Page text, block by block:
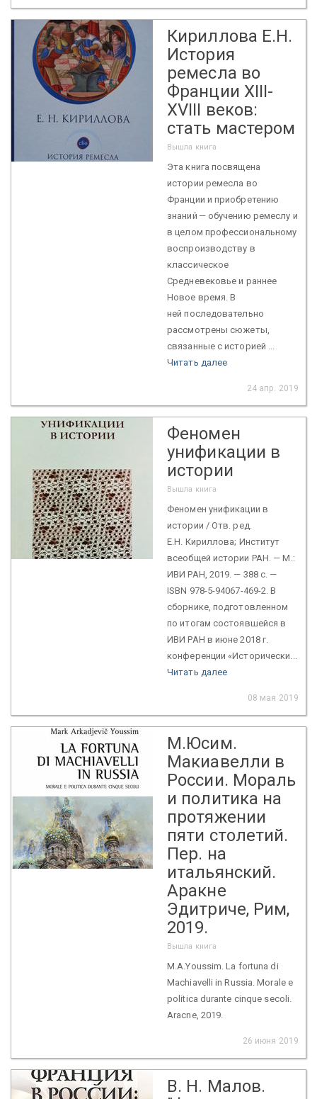
Кириллова Е.Н.
История
ремесла во
Франции XIII-
XVIII веков:
стать мастером
Вышла книга
Эта книга посвящена
истории ремесла во
Франции и приобретению
знаний — обучению ремеслу и
в целом профессиональному
воспроизводству в
классическое
Средневековье и раннее
Новое время. В
ней последовательно
рассмотрены сюжеты,
связанные с историей ...
Читать далее
24 апр. 2019
Феномен
унификации в
истории
Вышла книга
Феномен унификации в
истории / Отв. ред.
Е.Н. Кириллова; Институт
всеобщей истории РАН. — М.:
ИВИ РАН, 2019. — 388 с. —
ISBN 978-5-94067-469-2. В
сборнике, подготовленном
по итогам состоявшейся в
ИВИ РАН в июне 2018 г.
конференции «Исторически...
Читать далее
08 мая 2019
М.Юсим.
Макиавелли в
России. Мораль
и политика на
протяжении
пяти столетий.
Пер. на
итальянский.
Аракне
Эдитриче, Рим,
2019.
Вышла книга
M.A.Youssim. La fortuna di
Machiavelli in Russia. Morale e
politica durante cinque secoli.
Aracne, 2019.
26 июня 2019
В. Н. Малов.